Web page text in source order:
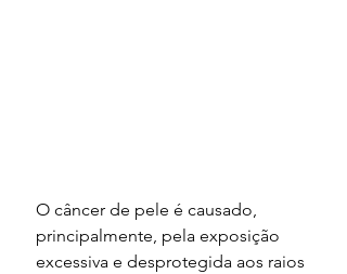
O câncer de pele é causado,
principalmente, pela exposição
excessiva e desprotegida aos raios